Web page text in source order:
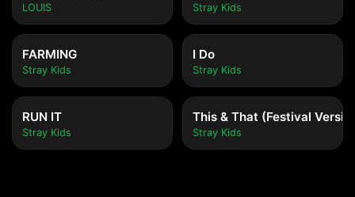
LOUIS Stray Kids
FARMING
Stray Kids
I Do
Stray Kids
RUN IT
Stray Kids
This & That (Festival
Stray Kids